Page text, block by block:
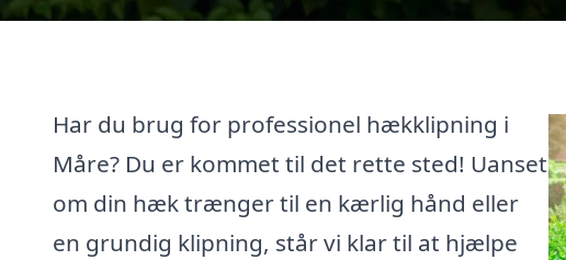
Har du brug for professionel hækklipning i
Måre? Du er kommet til det rette sted! Uanset
om din hæk trænger til en kærlig hånd eller
en grundig klipning, står vi klar til at hjælpe